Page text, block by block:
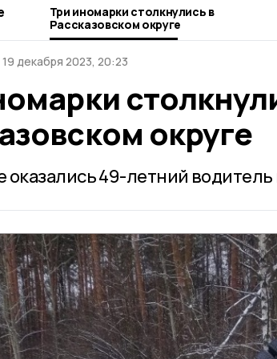
Три иномарки столкнулись в
Рассказовском округе
19 декабря 2023, 20:23
округе
оказались 49-летний